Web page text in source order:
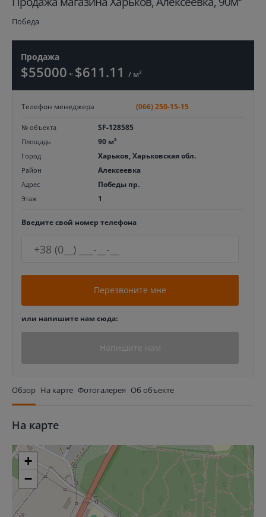
Победа
Продажа
$55000 ≈ $611.11 / м²
Телефон менеджера (066) 250-15-15
№ объекта SF-128585
Площадь 90 м²
Город Харьков, Харьковская обл.
Район Алексеевка
Адрес Победы пр.
Этаж 1
Введите свой номер телефона
Перезвоните мне
или напишите нам сюда:
Напишите нам
Обзор На карте Фотогалерея Об объекте
На карте
+
−